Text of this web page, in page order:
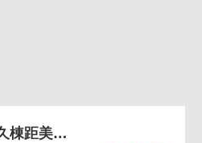
A7【和耀恆美】永久棟距美景2房平車